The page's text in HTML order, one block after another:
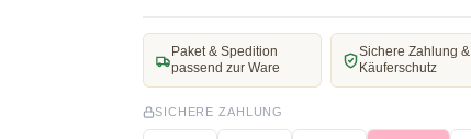
Paket & Spedition
passend zur Ware
Sichere Zahlung &
Käuferschutz
SICHERE ZAHLUNG